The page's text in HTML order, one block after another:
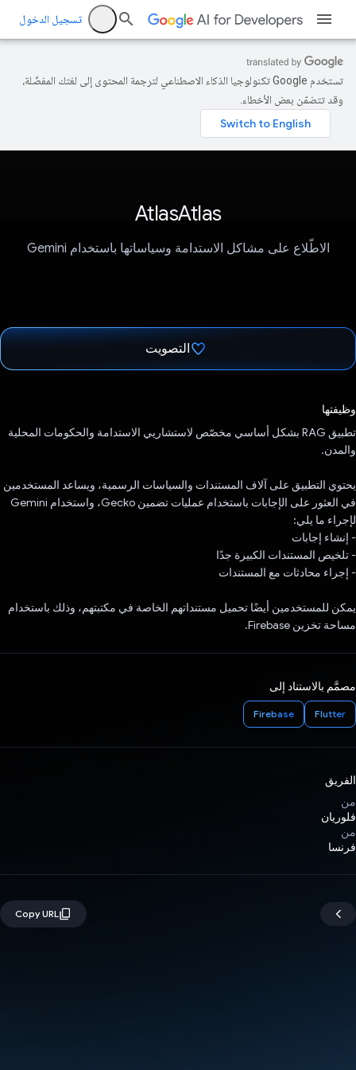
تسجيل الدخول
تستخدم Google تكنولوجيا الذكاء الاصطناعي لترجمة المحتوى إلى لغتك المفضّلة،
وقد تتضمّن بعض الأخطاء.
AtlasAtlas
الاطّلاع على مشاكل الاستدامة وسياساتها باستخدام Gemini
التصويت
وظيفتها
تطبيق RAG بشكل أساسي مخصّص لاستشاريي الاستدامة والحكومات المحلية
والمدن.
يحتوي التطبيق على آلاف المستندات والسياسات الرسمية، ويساعد المستخدمين
في العثور على الإجابات باستخدام عمليات تضمين Gecko، واستخدام Gemini
لإجراء ما يلي:
- إنشاء إجابات
- تلخيص المستندات الكبيرة جدًا
- إجراء محادثات مع المستندات
يمكن للمستخدمين أيضًا تحميل مستنداتهم الخاصة في مكتبتهم، وذلك باستخدام
مساحة تخزين Firebase.
مصمَّم بالاستناد إلى
Flutter
Firebase
الفريق
من
فلوريان
من
فرنسا